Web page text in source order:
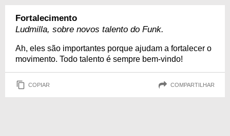
Fortalecimento
Ludmilla, sobre novos talento do Funk.
Ah, eles são importantes porque ajudam a fortalecer o
movimento. Todo talento é sempre bem-vindo!
COPIAR COMPARTILHAR